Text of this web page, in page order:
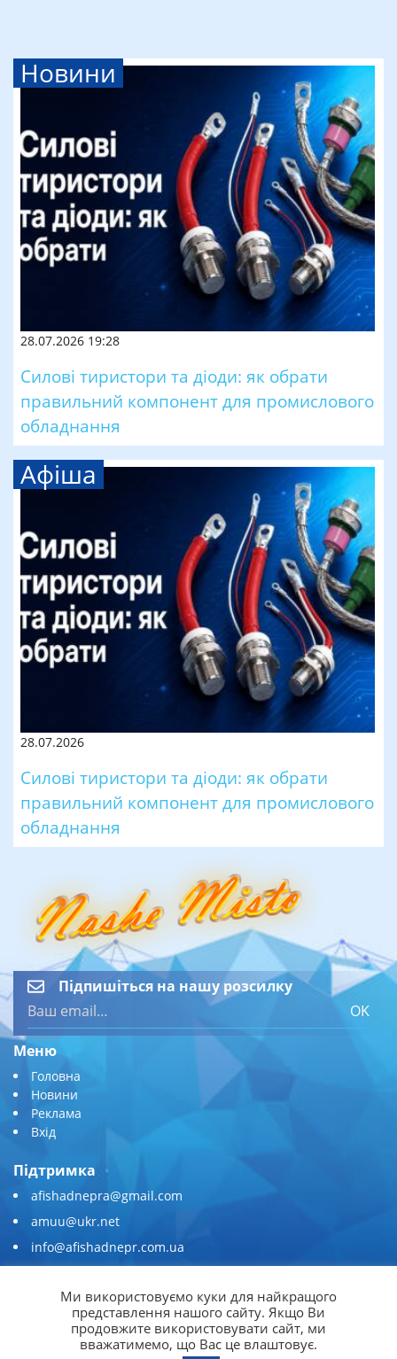
Новини
28.07.2026 19:28
Силові тиристори та діоди: як обрати
правильний компонент для промислового
обладнання
Афіша
28.07.2026
Силові тиристори та діоди: як обрати
правильний компонент для промислового
обладнання
Підпишіться на нашу розсилку
OK
Меню
Головна
Новини
Реклама
Вхід
Підтримка
afishadnepra@gmail.com
amuu@ukr.net
info@afishadnepr.com.ua
Приєднуйтесь
Ми використовуємо куки для найкращого
представлення нашого сайту. Якщо Ви
продовжите використовувати сайт, ми
вважатимемо, що Вас це влаштовує.